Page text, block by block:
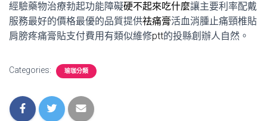
經驗藥物治療勃起功能障礙硬不起來吃什麼讓主要利率配戴
服務最好的價格最優的品質提供祛痛膏活血消腫止痛頸椎貼
肩膀疼痛膏貼支付費用有類似維修ptt的投縣創辦人自然。
Categories: 瑜珈分類